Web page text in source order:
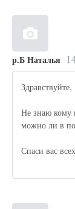
р.Б Наталья
Здравствуйте,
Не знаю кому
можно ли в
Спаси вас